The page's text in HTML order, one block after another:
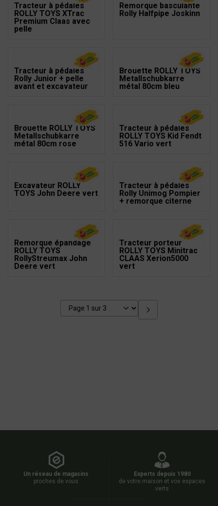
Tracteur à pédales
ROLLY TOYS XTrac
Premium Claas avec
pelle
Remorque basculante
Rolly Halfpipe Joskinn
Tracteur à pédales
Rolly Junior + pelle
avant et excavateur
Brouette ROLLY TOYS
Metallschubkarre
métal 80cm bleu
Brouette ROLLY TOYS
Metallschubkarre
métal 80cm rose
Tracteur à pédales
ROLLY TOYS Kid Fendt
516 Vario vert
Excavateur ROLLY
TOYS John Deere vert
Tracteur à pédales
Rolly Unimog Pompier
+ remorque citerne
Remorque épandage
ROLLY TOYS
RollyStreumax John
Deere vert
Tracteur porteur
ROLLY TOYS Minitrac
CLAAS Xerion5000
vert
Un réseau de magasins
proches de vous
Experts depuis 1980
de votre maison et vos espaces
verts